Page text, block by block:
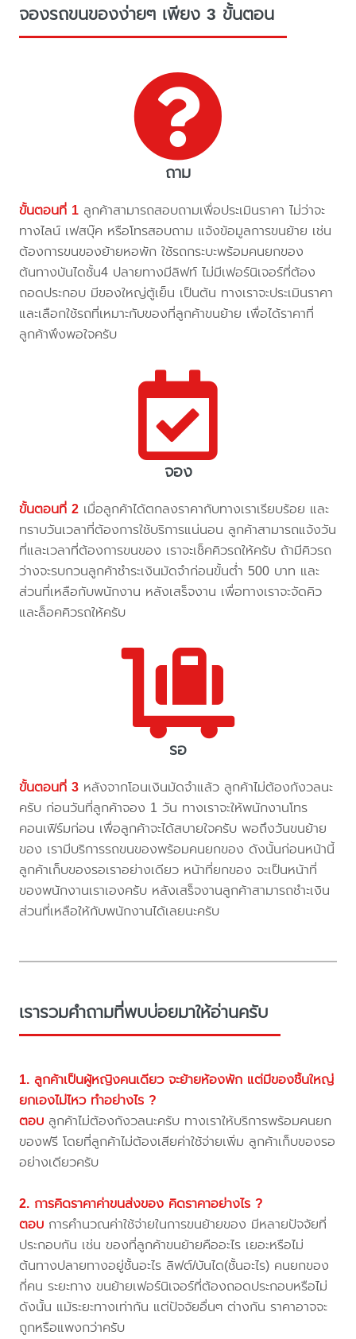
จองรถขนของง่ายๆ เพียง 3 ขั้นตอน
ถาม
ขั้นตอนที่ 1 ลูกค้าสามารถสอบถามเพื่อประเมินราคา ไม่ว่าจะ
ทางไลน์ เฟสบุ๊ค หรือโทรสอบถาม แจ้งข้อมูลการขนย้าย เช่น
ต้องการขนของย้ายหอพัก ใช้รถกระบะพร้อมคนยกของ
ต้นทางบันไดชั้น4 ปลายทางมีลิฟท์ ไม่มีเฟอร์นิเจอร์ที่ต้อง
ถอดประกอบ มีของใหญ่ตู้เย็น เป็นต้น ทางเราจะประเมินราคา
และเลือกใช้รถที่เหมาะกับของที่ลูกค้าขนย้าย เพื่อได้ราคาที่
ลูกค้าพึงพอใจครับ
จอง
ขั้นตอนที่ 2 เมื่อลูกค้าได้ตกลงราคากับทางเราเรียบร้อย และ
ทราบวันเวลาที่ต้องการใช้บริการแน่นอน ลูกค้าสามารถแจ้งวัน
ที่และเวลาที่ต้องการขนของ เราจะเช็คคิวรถให้ครับ ถ้ามีคิวรถ
ว่างจะรบกวนลูกค้าชำระเงินมัดจำก่อนขั้นต่ำ 500 บาท และ
ส่วนที่เหลือกับพนักงาน หลังเสร็จงาน เพื่อทางเราจะจัดคิว
และล็อคคิวรถให้ครับ
รอ
ขั้นตอนที่ 3 หลังจากโอนเงินมัดจำแล้ว ลูกค้าไม่ต้องกังวลนะ
ครับ ก่อนวันที่ลูกค้าจอง 1 วัน ทางเราจะให้พนักงานโทร
คอนเฟิร์มก่อน เพื่อลูกค้าจะได้สบายใจครับ พอถึงวันขนย้าย
ของ เรามีบริการรถขนของพร้อมคนยกของ ดังนั้นก่อนหน้านี้
ลูกค้าเก็บของรอเราอย่างเดียว หน้าที่ยกของ จะเป็นหน้าที่
ของพนักงานเราเองครับ หลังเสร็จงานลูกค้าสามารถชำะเงิน
ส่วนที่เหลือให้กับพนักงานได้เลยนะครับ
เรารวมคำถามที่พบบ่อยมาให้อ่านครับ
1. ลูกค้าเป็นผู้หญิงคนเดียว จะย้ายห้องพัก แต่มีของชิ้นใหญ่
ยกเองไม่ไหว ทำอย่างไร ?
ตอบ ลูกค้าไม่ต้องกังวลนะครับ ทางเราให้บริการพร้อมคนยก
ของฟรี โดยที่ลูกค้าไม่ต้องเสียค่าใช้จ่ายเพิ่ม ลูกค้าเก็บของรอ
อย่างเดียวครับ
2. การคิดราคาค่าขนส่งของ คิดราคาอย่างไร ?
ตอบ การคำนวณค่าใช้จ่ายในการขนย้ายของ มีหลายปัจจัยที่
ประกอบกัน เช่น ของที่ลูกค้าขนย้ายคืออะไร เยอะหรือไม่
ต้นทางปลายทางอยู่ชั้นอะไร ลิฟต์/บันได(ชั้นอะไร) คนยกของ
กี่คน ระยะทาง ขนย้ายเฟอร์นิเจอร์ที่ต้องถอดประกอบหรือไม่
ดังนั้น แม้ระยะทางเท่ากัน แต่ปัจจัยอื่นๆ ต่างกัน ราคาอาจจะ
ถูกหรือแพงกว่าครับ